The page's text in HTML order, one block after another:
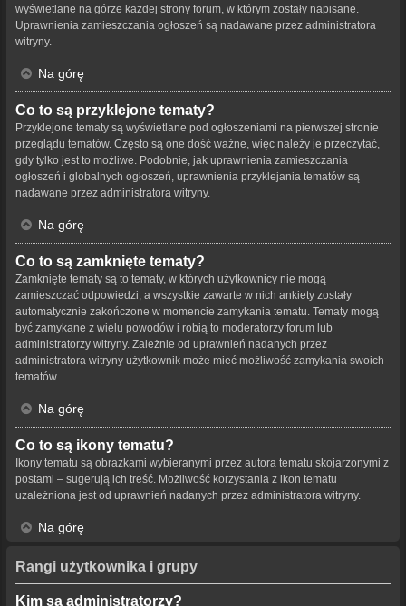
wyświetlane na górze każdej strony forum, w którym zostały napisane.
Uprawnienia zamieszczania ogłoszeń są nadawane przez administratora
witryny.
Na górę
Co to są przyklejone tematy?
Przyklejone tematy są wyświetlane pod ogłoszeniami na pierwszej stronie
przeglądu tematów. Często są one dość ważne, więc należy je przeczytać,
gdy tylko jest to możliwe. Podobnie, jak uprawnienia zamieszczania
ogłoszeń i globalnych ogłoszeń, uprawnienia przyklejania tematów są
nadawane przez administratora witryny.
Na górę
Co to są zamknięte tematy?
Zamknięte tematy są to tematy, w których użytkownicy nie mogą
zamieszczać odpowiedzi, a wszystkie zawarte w nich ankiety zostały
automatycznie zakończone w momencie zamykania tematu. Tematy mogą
być zamykane z wielu powodów i robią to moderatorzy forum lub
administratorzy witryny. Zależnie od uprawnień nadanych przez
administratora witryny użytkownik może mieć możliwość zamykania swoich
tematów.
Na górę
Co to są ikony tematu?
Ikony tematu są obrazkami wybieranymi przez autora tematu skojarzonymi z
postami – sugerują ich treść. Możliwość korzystania z ikon tematu
uzależniona jest od uprawnień nadanych przez administratora witryny.
Na górę
Rangi użytkownika i grupy
Kim są administratorzy?